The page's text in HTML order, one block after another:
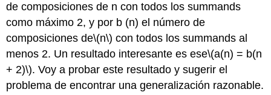
de composiciones de n con todos los summands
como máximo 2, y por b (n) el número de
composiciones de\(n\) con todos los summands al
menos 2. Un resultado interesante es ese\(a(n) = b(n
+ 2)\). Voy a probar este resultado y sugerir el
problema de encontrar una generalización razonable.